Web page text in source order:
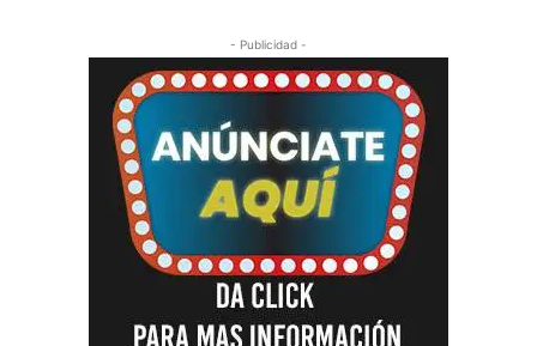
- Publicidad -